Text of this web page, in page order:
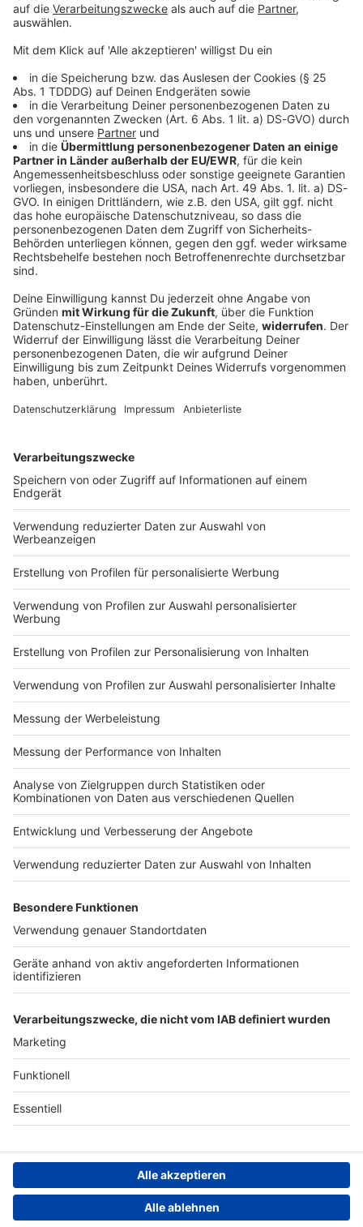
© dpa-infocom, dpa:260112-930-534420/1
Sport
Frauen-Tour: Niedermaier nun Vierte der
Gesamtwertung
Auf der schweren fünften Etappe fährt die deutsche
Hoffnungsträgerin zwischenzeitlich virtuell in Gelb,
Weiße Trikot der besten Nachwuchsfahrerin.
DEINE GEMERKTEN ARTIKEL
Du hast dir noch keine Artikel gemerkt
Markiere sie hierfür mit einem
Impressum
Nutzungsbedingungen
Jobs
Presse
Werben
Archiv
ANTENNE BAYERN GROUP
Stiftung ANTENNE BAYERN
hilft
Teilnahmebedingungen
Grounding Page ANTENNE
BAYERN
Kontakt
Studio-Hotline
Verkehrs-Hotline
Datenschutz­erklärung
einstellungen
Persönliche Datenkontrolle
Newsletter